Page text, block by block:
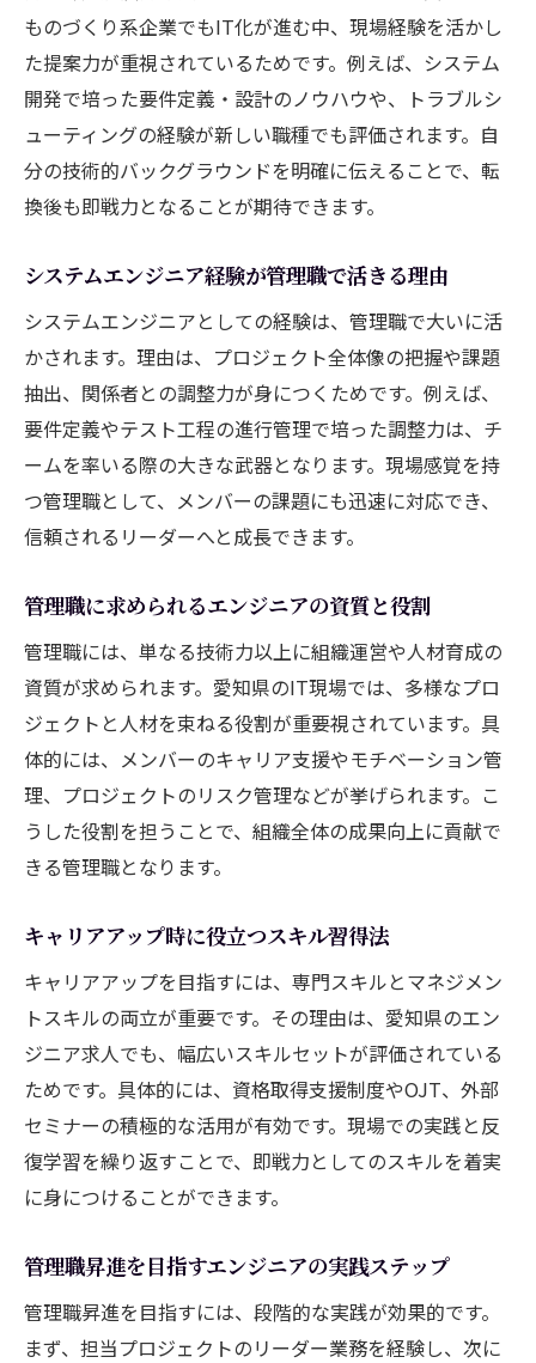
ものづくり系企業でもIT化が進む中、現場経験を活かし
た提案力が重視されているためです。例えば、システム
開発で培った要件定義・設計のノウハウや、トラブルシ
ューティングの経験が新しい職種でも評価されます。自
分の技術的バックグラウンドを明確に伝えることで、転
換後も即戦力となることが期待できます。
システムエンジニア経験が管理職で活きる理由
システムエンジニアとしての経験は、管理職で大いに活
かされます。理由は、プロジェクト全体像の把握や課題
抽出、関係者との調整力が身につくためです。例えば、
要件定義やテスト工程の進行管理で培った調整力は、チ
ームを率いる際の大きな武器となります。現場感覚を持
つ管理職として、メンバーの課題にも迅速に対応でき、
信頼されるリーダーへと成長できます。
管理職に求められるエンジニアの資質と役割
管理職には、単なる技術力以上に組織運営や人材育成の
資質が求められます。愛知県のIT現場では、多様なプロ
ジェクトと人材を束ねる役割が重要視されています。具
体的には、メンバーのキャリア支援やモチベーション管
理、プロジェクトのリスク管理などが挙げられます。こ
うした役割を担うことで、組織全体の成果向上に貢献で
きる管理職となります。
キャリアアップ時に役立つスキル習得法
キャリアアップを目指すには、専門スキルとマネジメン
トスキルの両立が重要です。その理由は、愛知県のエン
ジニア求人でも、幅広いスキルセットが評価されている
ためです。具体的には、資格取得支援制度やOJT、外部
セミナーの積極的な活用が有効です。現場での実践と反
復学習を繰り返すことで、即戦力としてのスキルを着実
に身につけることができます。
管理職昇進を目指すエンジニアの実践ステップ
管理職昇進を目指すには、段階的な実践が効果的です。
まず、担当プロジェクトのリーダー業務を経験し、次に